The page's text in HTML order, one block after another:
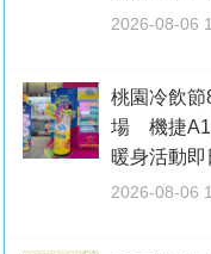
2026-08-06
桃園冷飲節
場 機捷A1
暖身活動
2026-08-06